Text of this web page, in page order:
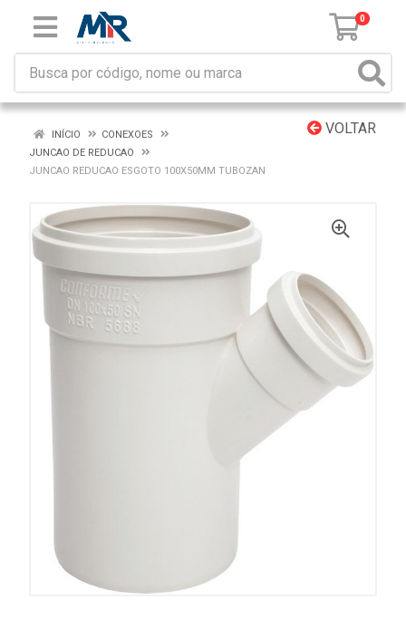
0
VOLTAR
INÍCIO
CONEXOES
JUNCAO DE REDUCAO
JUNCAO REDUCAO ESGOTO 100X50MM TUBOZAN